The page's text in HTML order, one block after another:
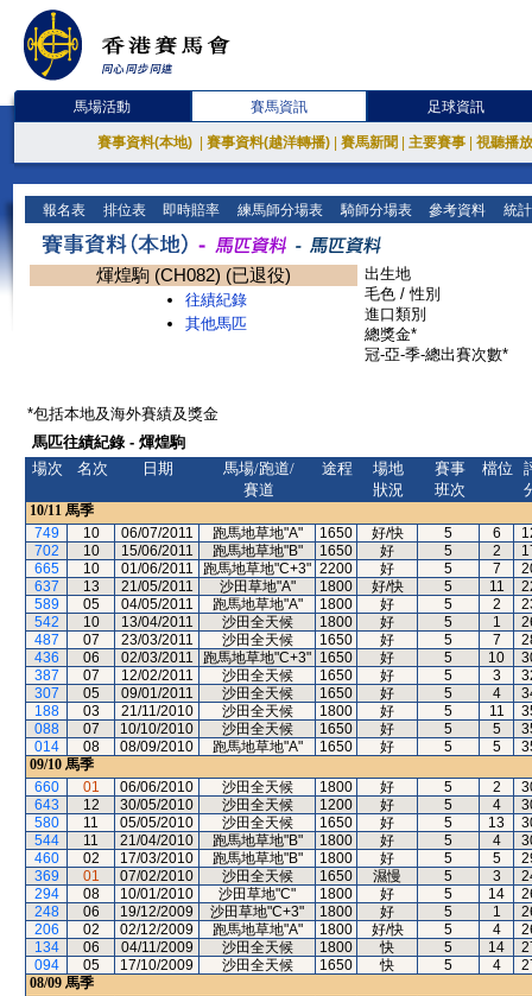
馬場活動 賽馬資訊 足球資訊
賽事資料(本地) 賽事資料(越洋轉播) 賽馬新聞 主要賽事 視聽播
報名表 排位表 即時賠率 練馬師分場表 騎師分場表 參考資料 統
煇煌駒 (CH082) (已退役)
往績紀錄
其他馬匹
出生地
毛色 / 性別
進口類別
總獎金*
冠-亞-季-總出賽次數*
*包括本地及海外賽績及獎金
馬匹往績紀錄 - 煇煌駒
場次
名次 日期
馬場/跑道/
賽道
途程
場地
狀況
賽事
班次
檔位
10/11 馬季
749
10 06/07/2011 跑馬地草地"A" 1650 好/快 5 6
702
10 15/06/2011 跑馬地草地"B" 1650 好 5 2
665
10 01/06/2011 跑馬地草地"C+3" 2200 好 5 7
637
13 21/05/2011 沙田草地"A" 1800 好/快 5 11
589
05 04/05/2011 跑馬地草地"A" 1800 好 5 2
542
10 13/04/2011 沙田全天候 1800 好 5 1
487
07 23/03/2011 沙田全天候 1650 好 5 7
436
06 02/03/2011 跑馬地草地"C+3" 1650 好 5 10
387
07 12/02/2011 沙田全天候 1650 好 5 3
307
05 09/01/2011 沙田全天候 1650 好 5 4
188
03 21/11/2010 沙田全天候 1800 好 5 11
088
07 10/10/2010 沙田全天候 1650 好 5 5
014
08 08/09/2010 跑馬地草地"A" 1650 好 5 5
09/10 馬季
660
01 06/06/2010 沙田全天候 1800 好 5 2
643
12 30/05/2010 沙田全天候 1200 好 5 4
580
11 05/05/2010 沙田全天候 1650 好 5 13
544
11 21/04/2010 跑馬地草地"B" 1800 好 5 4
460
02 17/03/2010 跑馬地草地"B" 1800 好 5 5
369
01 07/02/2010 沙田全天候 1650 濕慢 5 3
294
08 10/01/2010 沙田草地"C" 1800 好 5 14
248
06 19/12/2009 沙田草地"C+3" 1800 好 5 1
206
02 02/12/2009 跑馬地草地"A" 1800 好/快 5 4
134
06 04/11/2009 沙田全天候 1800 快 5 14
094
05 17/10/2009 沙田全天候 1650 快 5 4
08/09 馬季